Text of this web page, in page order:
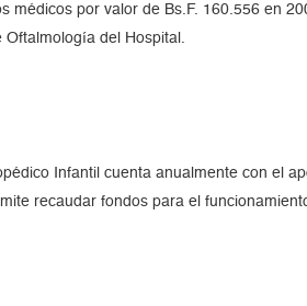
médicos por valor de Bs.F. 160.556 en
del Hospital.
Infantil cuenta anualmente con el
recaudar fondos para el